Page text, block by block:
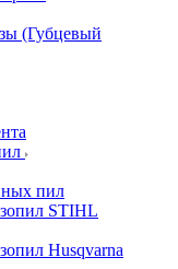
(Губцевый
пил
STIHL
Husqvarna